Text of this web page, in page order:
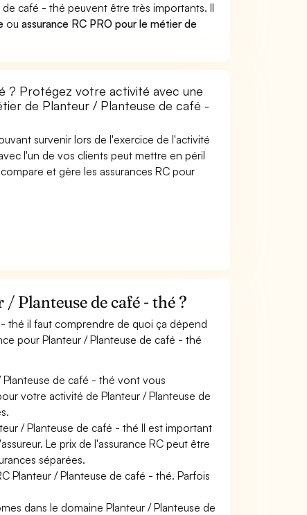
café - thé peuvent être très importants. Il
ouassurance RC PRO pour le métier de
? Protégez votre activité avec une
de Planteur / Planteuse de café -
survenir lors de l'exercice de l'activité
l'un de vos clients peut mettre en péril
et gère les assurances RC pour
Planteuse de café - thé ?
thé il faut comprendre de quoi ça dépend
pour Planteur / Planteuse de café - thé
Planteuse de café - thé vont vous
votre activité de Planteur / Planteuse de
/ Planteuse de café - thé Il est important
Le prix de l'assurance RC peut être
séparées.
Planteur / Planteuse de café - thé. Parfois
dans le domaine Planteur / Planteuse de